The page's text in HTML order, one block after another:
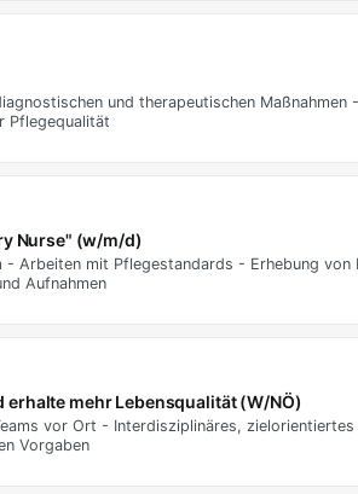
und therapeutischen
Pflegequalität
Nurse" (w/m/d)
Arbeiten mit Pflegestandards - Erhebung
Aufnahmen
mehr Lebensqualität (W/NÖ)
vor Ort - Interdisziplinäres,
Vorgaben